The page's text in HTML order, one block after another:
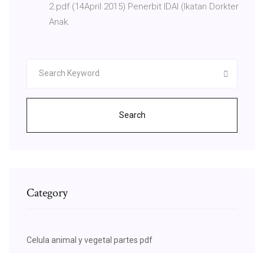
2.pdf (14April 2015) Penerbit IDAI (Ikatan Dorkter
Anak.
Search
Category
Celula animal y vegetal partes pdf